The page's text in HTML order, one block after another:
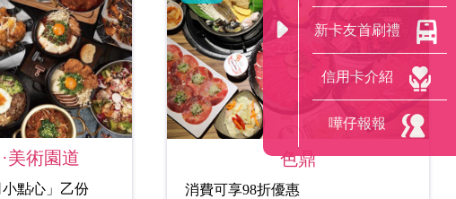
新卡友首刷禮
信用卡介紹
嘩仔報報
美術園道
點心」乙份
色鼎
消費可享98折優惠